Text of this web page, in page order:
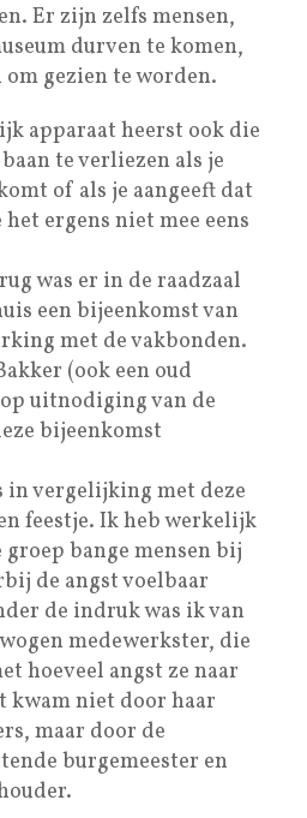
Er zijn zelfs mensen,
durven te komen,
gezien te worden.
apparaat heerst ook die
te verliezen als je
of als je aangeeft dat
ergens niet mee eens
was er in de raadzaal
een bijeenkomst van
met de vakbonden.
(ook een oud
uitnodiging van de
bijeenkomst
in vergelijking met deze
feestje. Ik heb werkelijk
bange mensen bij
de angst voelbaar
de indruk was ik van
medewerkster, die
hoeveel angst ze naar
kwam niet door haar
maar door de
burgemeester en